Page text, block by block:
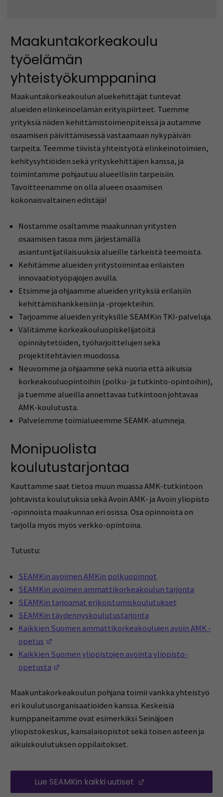
Maakuntakorkeakoulu
työelämän
yhteistyökumppanina
Maakuntakorkeakoulun aluekehittäjät tuntevat
alueiden elinkeinoelämän erityispiirteet. Tuemme
yrityksiä niiden kehittämistoimenpiteissä ja autamme
osaamisen päivittämisessä vastaamaan nykypäivän
tarpeita. Teemme tiivistä yhteistyötä elinkeinotoimien,
kehitysyhtiöiden sekä yrityskehittäjien kanssa, ja
toimintamme pohjautuu alueellisiin tarpeisiin.
Tavoitteenamme on olla alueen osaamisen
kokonaisvaltainen edistäjä!
Nostamme osaltamme maakunnan yritysten
osaamisen tasoa mm. järjestämällä
asiantuntijatilaisuuksia alueille tärkeistä teemoista.
Kehitämme alueiden yritystoimintaa erilaisten
innovaatiotyöpajojen avulla.
Etsimme ja ohjaamme alueiden yrityksiä erilaisiin
kehittämishankkeisiin ja -projekteihin.
Tarjoamme alueiden yrityksille SEAMKin TKI-palveluja.
Välitämme korkeakouluopiskelijatöitä
opinnäytetöiden, työharjoittelujen sekä
projektitehtävien muodossa.
Neuvomme ja ohjaamme sekä nuoria että aikuisia
korkeakouluopintoihin (polku- ja tutkinto-opintoihin),
ja tuemme alueilla annettavaa tutkintoon johtavaa
AMK-koulutusta.
Palvelemme toimialueemme SEAMK-alumneja.
Monipuolista
koulutustarjontaa
Kauttamme saat tietoa muun muassa AMK-tutkintoon
johtavista koulutuksia sekä Avoin AMK- ja Avoin yliopisto
-opinnoista maakunnan eri osissa. Osa opinnoista on
tarjolla myös myös verkko-opintoina.
Tutustu:
SEAMKin avoimen AMKin polkuopinnot
SEAMKin avoimen ammattikorkeakoulun tarjonta
SEAMKin tarjoamat erikoistumiskoulutukset
SEAMKin täydennyskoulutustarjonta
Kaikkien Suomen ammattikorkeakoulujen avoin AMK -
opetus
Kaikkien Suomen yliopistojen avointa yliopisto-
opetusta
Maakuntakorkeakoulun pohjana toimii vankka yhteistyö
eri koulutusorganisaatioiden kanssa. Keskeisiä
kumppaneitamme ovat esimerkiksi Seinäjoen
yliopistokeskus, kansalaisopistot sekä toisen asteen ja
aikuiskoulutuksen oppilaitokset.
Lue SEAMKin kaikki uutiset